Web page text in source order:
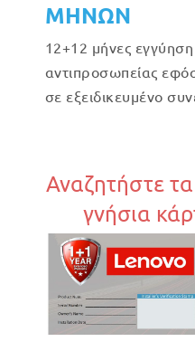
ΜΗΝΩΝ
12+12 μήνες εγγύηση
αντιπροσωπείας
σε εξειδικευμένο
Αναζητήστε
γνήσια